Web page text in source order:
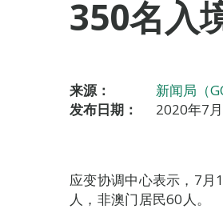
350名入
来源：
新闻局（
发布日期：
2020年7
应变协调中心表示，7
人，非澳门居民60人。